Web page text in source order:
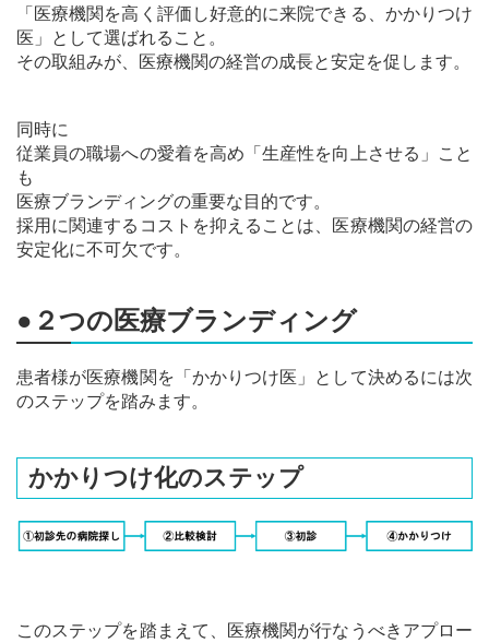
「医療機関を高く評価し好意的に来院できる、かかりつけ
医」として選ばれること。
その取組みが、医療機関の経営の成長と安定を促します。
同時に
従業員の職場への愛着を高め「生産性を向上させる」こと
も
医療ブランディングの重要な目的です。
採用に関連するコストを抑えることは、医療機関の経営の
安定化に不可欠です。
●２つの医療ブランディング
患者様が医療機関を「かかりつけ医」として決めるには次
のステップを踏みます。
かかりつけ化のステップ
このステップを踏まえて、医療機関が行なうべきアプロー